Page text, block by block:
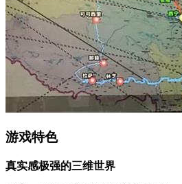
游戏特色
真实感极强的三维世界